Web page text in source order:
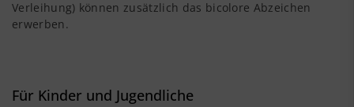
Verleihung) können zusätzlich das bicolore Abzeichen
erwerben.
Für Kinder und Jugendliche